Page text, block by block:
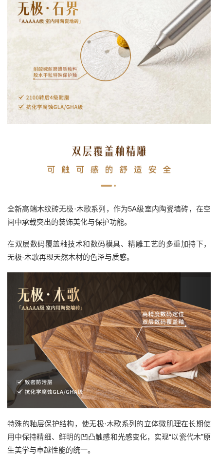
全新高端木纹砖无极·木歌系列，作为5A级室内陶瓷墙砖，在空
间中承载突出的装饰美化与保护功能。
在双层数码覆盖釉技术和数码模具、精雕工艺的多重加持下，
无极·木歌再现天然木材的色泽与质感。
特殊的釉层保护结构，使无极·木歌系列的立体微肌理在长期使
用中保持精细、鲜明的凹凸触感和光感变化，实现“以瓷代木”原
生美学与卓越性能的统一。